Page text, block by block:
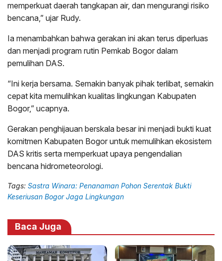
memperkuat daerah tangkapan air, dan mengurangi risiko
bencana,” ujar Rudy.
Ia menambahkan bahwa gerakan ini akan terus diperluas
dan menjadi program rutin Pemkab Bogor dalam
pemulihan DAS.
“Ini kerja bersama. Semakin banyak pihak terlibat, semakin
cepat kita memulihkan kualitas lingkungan Kabupaten
Bogor,” ucapnya.
Gerakan penghijauan berskala besar ini menjadi bukti kuat
komitmen Kabupaten Bogor untuk memulihkan ekosistem
DAS kritis serta memperkuat upaya pengendalian
bencana hidrometeorologi.
Tags: Sastra Winara: Penanaman Pohon Serentak Bukti
Keseriusan Bogor Jaga Lingkungan
Baca Juga